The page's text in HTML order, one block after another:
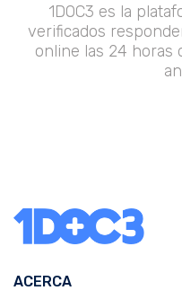
1DOC3 es la
verificados
online las 24 horas
ACERCA